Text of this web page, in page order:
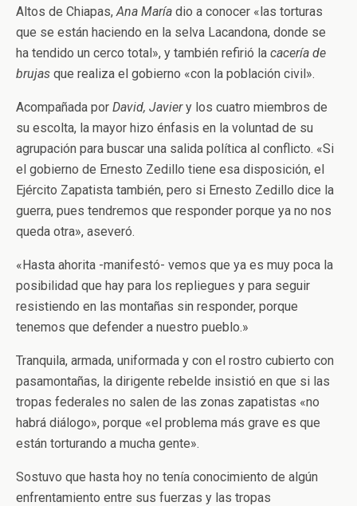
Altos de Chiapas,Ana María dio a conocer «las torturas
que se están haciendo en la selva Lacandona, donde se
ha tendido un cerco total», y también refirió la cacería de
brujas que realiza el gobierno «con la población civil».
Acompañada por David, Javiery los cuatro miembros de
su escolta, la mayor hizo énfasis en la voluntad de su
agrupación para buscar una salida política al conflicto. «Si
el gobierno de Ernesto Zedillo tiene esa disposición, el
Ejército Zapatista también, pero si Ernesto Zedillo dice la
guerra, pues tendremos que responder porque ya no nos
queda otra», aseveró.
«Hasta ahorita -manifestó- vemos que ya es muy poca la
posibilidad que hay para los repliegues y para seguir
resistiendo en las montañas sin responder, porque
tenemos que defender a nuestro pueblo.»
Tranquila, armada, uniformada y con el rostro cubierto con
pasamontañas, la dirigente rebelde insistió en que si las
tropas federales no salen de las zonas zapatistas «no
habrá diálogo», porque «el problema más grave es que
están torturando a mucha gente».
Sostuvo que hasta hoy no tenía conocimiento de algún
enfrentamiento entre sus fuerzas y las tropas